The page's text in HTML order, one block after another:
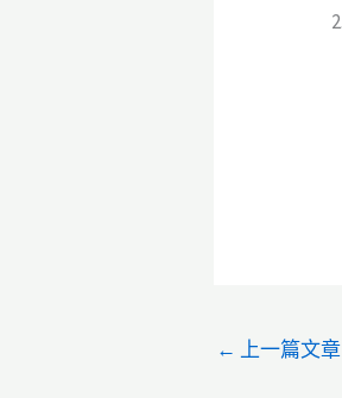
← 上一篇文章